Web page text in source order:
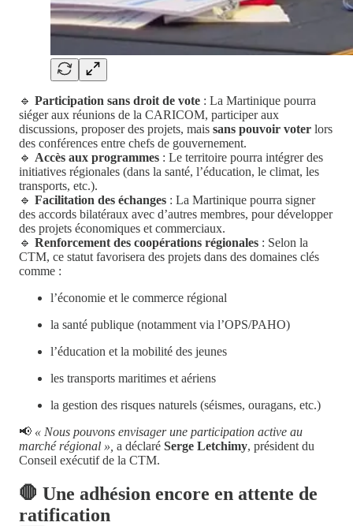
🔹 Participation sans droit de vote : La Martinique pourra
siéger aux réunions de la CARICOM, participer aux
discussions, proposer des projets, mais sans pouvoir voter lors
des conférences entre chefs de gouvernement.
🔹 Accès aux programmes : Le territoire pourra intégrer des
initiatives régionales (dans la santé, l’éducation, le climat, les
transports, etc.).
🔹 Facilitation des échanges : La Martinique pourra signer
des accords bilatéraux avec d’autres membres, pour développer
des projets économiques et commerciaux.
🔹 Renforcement des coopérations régionales : Selon la
CTM, ce statut favorisera des projets dans des domaines clés
comme :
l’économie et le commerce régional
la santé publique (notamment via l’OPS/PAHO)
l’éducation et la mobilité des jeunes
les transports maritimes et aériens
la gestion des risques naturels (séismes, ouragans, etc.)
📢 « Nous pouvons envisager une participation active au
marché régional », a déclaré Serge Letchimy, président du
Conseil exécutif de la CTM.
🛑 Une adhésion encore en attente de
ratification